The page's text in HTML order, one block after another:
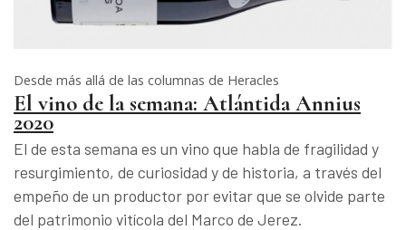
Desde más allá de las columnas de Heracles
El vino de la semana: Atlántida Annius
2020
El de esta semana es un vino que habla de fragilidad y
resurgimiento, de curiosidad y de historia, a través del
empeño de un productor por evitar que se olvide parte
del patrimonio vitícola del Marco de Jerez.